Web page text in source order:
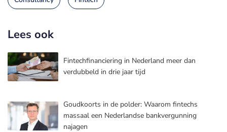
Lees ook
Fintechfinanciering in Nederland meer dan
verdubbeld in drie jaar tijd
Goudkoorts in de polder: Waarom fintechs
massaal een Nederlandse bankvergunning
najagen